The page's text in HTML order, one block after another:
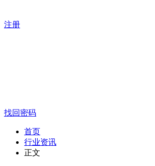
注册
找回密码
首页
行业资讯
正文